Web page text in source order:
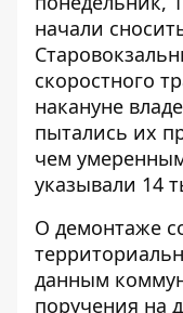
начали
скоростного
накануне
пытались их
чем
указывали 14
О демонтаже
данным
поручения на